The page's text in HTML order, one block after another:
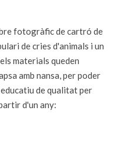
fotogràfic de cartró de
de cries d'animals i un
materials queden
amb nansa, per poder
de qualitat per
d'un any: